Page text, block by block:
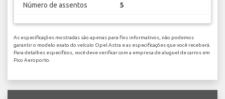
Número de assentos 5
As especificações mostradas são apenas para fins informativos, não podemos
garantir o modelo exato do veículo Opel Astra e as especificações que você receberá.
Para detalhes específicos, você deve verificar com a empresa de aluguel de carros em
Pico Aeroporto.